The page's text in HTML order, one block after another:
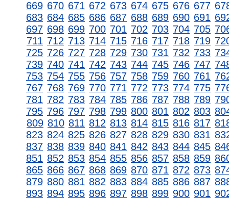
669 670 671 672 673 674 675 676 677
683 684 685 686 687 688 689 690 691
697 698 699 700 701 702 703 704 705
711 712 713 714 715 716 717 718 719
725 726 727 728 729 730 731 732 733
739 740 741 742 743 744 745 746 747
753 754 755 756 757 758 759 760 761
767 768 769 770 771 772 773 774 775
781 782 783 784 785 786 787 788 789
795 796 797 798 799 800 801 802 803
809 810 811 812 813 814 815 816 817
823 824 825 826 827 828 829 830 831
837 838 839 840 841 842 843 844 845
851 852 853 854 855 856 857 858 859
865 866 867 868 869 870 871 872 873
879 880 881 882 883 884 885 886 887
893 894 895 896 897 898 899 900 901